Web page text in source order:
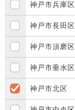
神戸市兵庫区
神戸市長田区
神戸市須磨区
神戸市垂水区
神戸市北区